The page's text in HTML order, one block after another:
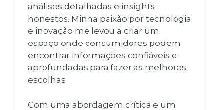
análises detalhadas e insights
honestos. Minha paixão por tecnologia
e inovação me levou a criar um
espaço onde consumidores podem
encontrar informações confiáveis e
aprofundadas para fazer as melhores
escolhas.
Com uma abordagem crítica e um